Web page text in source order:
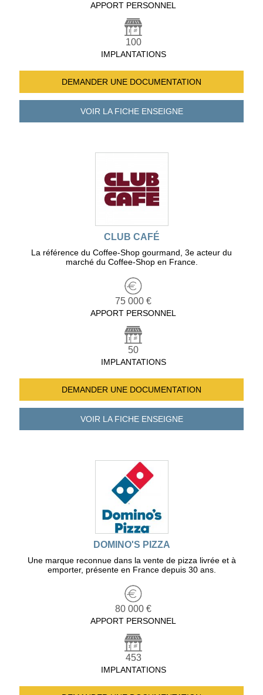
APPORT PERSONNEL
100
IMPLANTATIONS
DEMANDER UNE DOCUMENTATION
VOIR LA FICHEENSEIGNE
CLUB CAFÉ
La référence du Coffee-Shop gourmand, 3e acteur du
marché du Coffee-Shop en France.
75 000 €
APPORT PERSONNEL
50
IMPLANTATIONS
DEMANDER UNE DOCUMENTATION
VOIR LA FICHEENSEIGNE
DOMINO'S PIZZA
Une marque reconnue dans la vente de pizza livrée et à
emporter, présente en France depuis 30 ans.
80 000 €
APPORT PERSONNEL
453
IMPLANTATIONS